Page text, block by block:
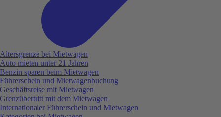
Altersgrenze bei Mietwagen
Auto mieten unter 21 Jahren
Benzin sparen beim Mietwagen
Führerschein und Mietwagenbuchung
Geschäftsreise mit Mietwagen
Grenzübertritt mit dem Mietwagen
Internationaler Führerschein und Mietwagen